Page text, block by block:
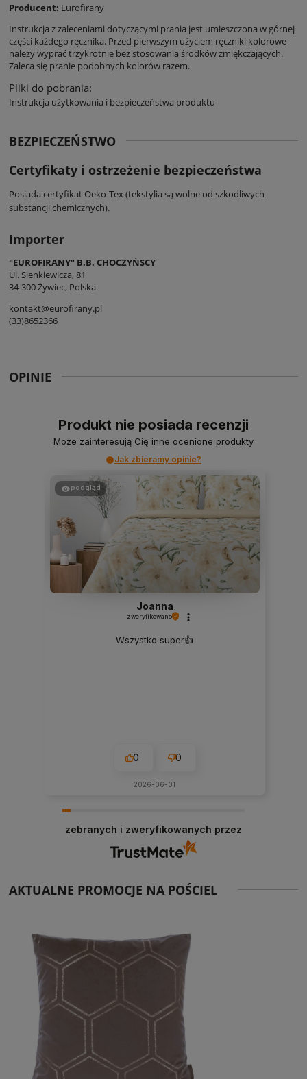
Producent: Eurofirany
Instrukcja z zaleceniami dotyczącymi prania jest umieszczona w górnej
części każdego ręcznika. Przed pierwszym użyciem ręczniki kolorowe
należy wyprać trzykrotnie bez stosowania środków zmiękczających.
Zaleca się pranie podobnych kolorów razem.
Pliki do pobrania:
Instrukcja użytkowania i bezpieczeństwa produktu
BEZPIECZEŃSTWO
Certyfikaty i ostrzeżenie bezpieczeństwa
Posiada certyfikat Oeko-Tex (tekstylia są wolne od szkodliwych
substancji chemicznych).
Importer
"EUROFIRANY" B.B. CHOCZYŃSCY
Ul. Sienkiewicza, 81
34-300 Żywiec, Polska
kontakt@eurofirany.pl
(33)8652366
OPINIE
Produkt nie posiada recenzji
Może zainteresują Cię inne ocenione produkty
Jak zbieramy opinie?
podgląd
Joanna
zweryfikowano
Wszystko super👍️
0 0
2026-06-01
zebranych i zweryfikowanych przez
AKTUALNE PROMOCJE NA POŚCIEL